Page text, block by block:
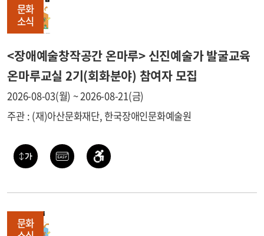
문화
소식
<장애예술창작공간 온마루> 신진예술가 발굴교육
온마루교실 2기(회화분야) 참여자 모집
2026-08-03(월) ~ 2026-08-21(금)
주관 : (재)아산문화재단, 한국장애인문화예술원
문화